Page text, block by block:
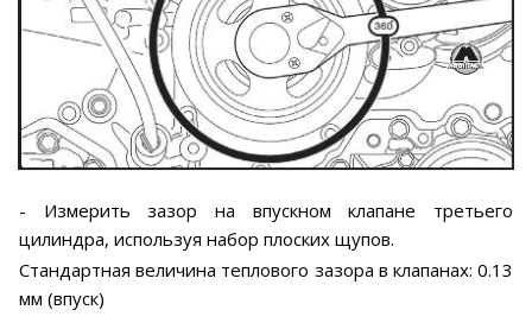
- Измерить зазор на впускном клапане третьего
цилиндра, используя набор плоских щупов.
Стандартная величина теплового зазора в клапанах: 0.13
мм (впуск)